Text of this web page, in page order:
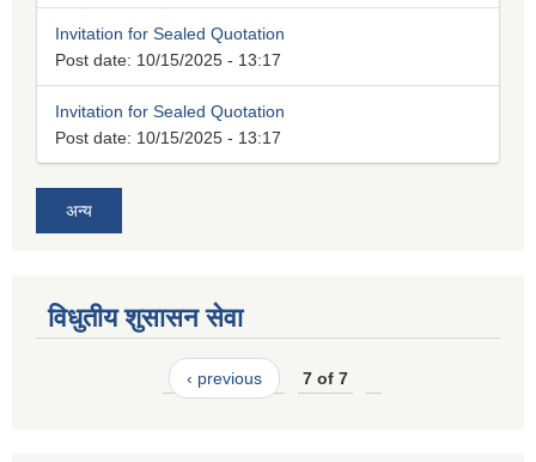
Invitation for Sealed Quotation
Post date: 10/15/2025 - 13:17
Invitation for Sealed Quotation
Post date: 10/15/2025 - 13:17
अन्य
विधुतीय शुसासन सेवा
‹ previous 7 of 7